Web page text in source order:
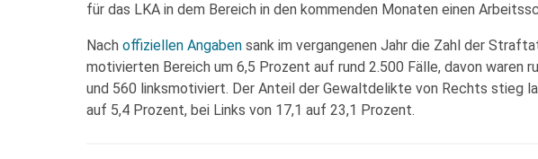
für das LKA in dem Bereich in den kommenden Monaten einen
Nach offiziellen Angaben sank im vergangenen Jahr die Zahl der
motivierten Bereich um 6,5 Prozent auf rund 2.500 Fälle, davon waren
und 560 linksmotiviert. Der Anteil der Gewaltdelikte von Rechts stieg
auf 5,4 Prozent, bei Links von 17,1 auf 23,1 Prozent.